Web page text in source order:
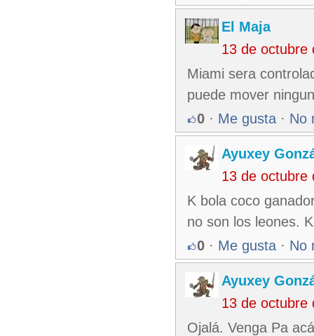
El Maja
13 de octubre
Miami sera
puede mover
0 · Me gusta · No
Ayuxey
13 de octubre
K bola coco
no son los leones.
0 · Me gusta · No
Ayuxey
13 de octubre
Ojalá. Venga Pa